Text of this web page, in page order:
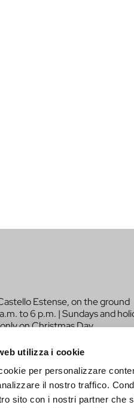
utilizza i cookie
per personalizzare
il nostro traffico.
sito con i nostri partner che
Estense, on the ground
to 6 p.m. | Sundays and
on Christmas Day.
419190
YOU LIKE TO BE
PROJECT?